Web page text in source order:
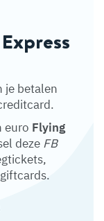
je betalen
euro Flying
deze FB